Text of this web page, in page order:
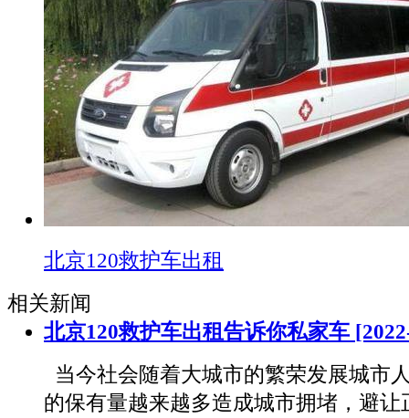
北京120救护车出租
相关新闻
北京120救护车出租告诉你私家车
当今社会随着大城市的繁荣发展城市
的保有量越来越多造成城市拥堵，避让